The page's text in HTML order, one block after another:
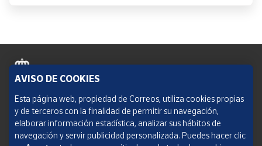
Política de cookies
Aviso legal
Condiciones del servicio
AVISO DE COOKIES
Esta página web, propiedad de Correos, utiliza cookies propias
y de terceros con la finalidad de permitir su navegación,
elaborar información estadística, analizar sus hábitos de
navegación y servir publicidad personalizada. Puedes hacer clic